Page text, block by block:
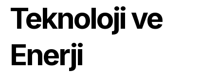
Teknoloji ve
Enerji